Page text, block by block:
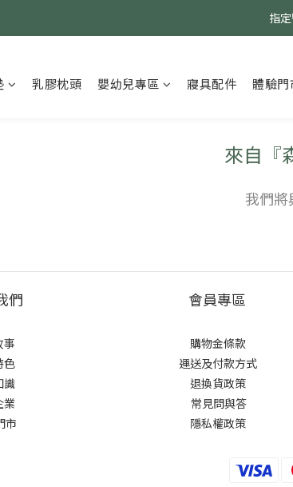
指
乳膠枕頭 嬰幼兒專區 寢具配件 體驗門
來自『
我們
們
事
色
識
業
市
會員專區
購物金條款
運送及付款方式
退換貨政策
常見問與答
隱私權政策